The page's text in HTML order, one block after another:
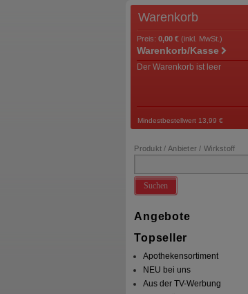
Warenkorb
Preis: 0,00 € (inkl. MwSt.)
Warenkorb/Kasse
Der Warenkorb ist leer
Mindestbestellwert 13,99 €
Produkt / Anbieter / Wirkstoff
Suchen
Angebote
Topseller
Apothekensortiment
NEU bei uns
Aus der TV-Werbung